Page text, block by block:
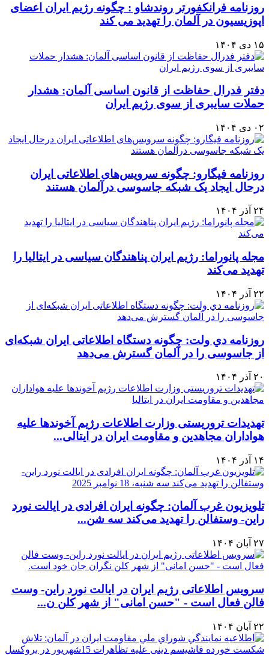
روزنامه فرانکفورتر روندشاو : چگونه رژیم ایران اعضای
اپوزیسیون در آلمان را تهدید می‌ کند
۱۵ دی ۱۴۰۴
دفتر فدرال حفاظت از قانون اساسی آلمان: هشدار
حملات سایبری از سوی رژيم ایران
۰۲ دی ۱۴۰۴
روزنامه فیگارو: چگونه سرویس‌های اطلاعاتی ایران
درحال ایجاد یک شبکه جاسوسی درآلمان هستند
۲۴ آذر ۱۴۰۴
مجله پانوراما: رژیم ایران پناهندگان سیاسی در ایتالیا را
تهدید می‌کند
۲۲ آذر ۱۴۰۴
روزنامه دي ولت: چگونه دستگاه اطلاعاتی ایران شبکه‌ای
از جاسوسی را در آلمان گسترش می‌دهد
۲۰ آذر ۱۴۰۴
تهدیدات تروریستی وزارت اطلاعات رژیم آخوندها علیه
هواداران مجاهدین و مقاومت ایران در ایتالی...
۱۴ آذر ۱۴۰۴
تلويزيون غرب آلمان: چگونه ایران افرادی در ایالت نورد
راین- وستفالن را تهدید می‌کند ‏سه شن...
۲۷ آبان ۱۴۰۴
سرویس اطلاعاتی رژیم ایران در ایالت نورد راین- وست
فالن فعال است - "حسن امانی" از شهر کلن ن...
۲۲ آبان ۱۴۰۴